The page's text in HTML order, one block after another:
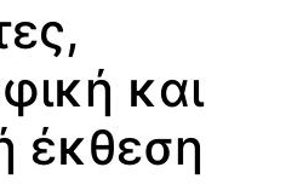
και
έκθεση